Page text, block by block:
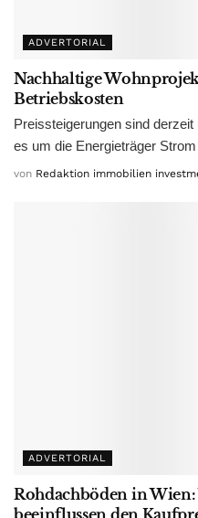
ADVERTORIAL
Nachhaltige
Betriebskosten
Preissteigerungen sind
es um die Energieträger
von Redaktion immobilien
ADVERTORIAL
Rohdachböden in